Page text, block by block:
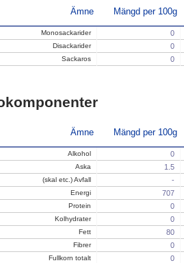
Ämne Mängd per 100g
Monosackarider 0
Disackarider 0
Sackaros 0
Ämne Mängd per 100g
Alkohol 0
Aska 1.5
(skal etc.) Avfall -
Energi 707
Protein 0
Kolhydrater 0
Fett 80
Fibrer 0
Fullkorn totalt 0